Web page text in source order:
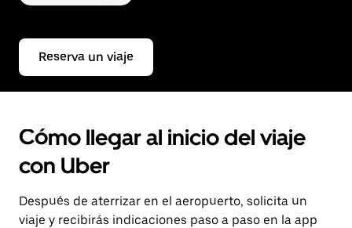
Reserva un viaje
Cómo llegar al inicio del viaje
con Uber
Después de aterrizar en el aeropuerto, solicita un
viaje y recibirás indicaciones paso a paso en la app